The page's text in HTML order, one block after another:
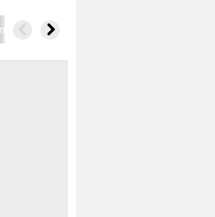
Box Office